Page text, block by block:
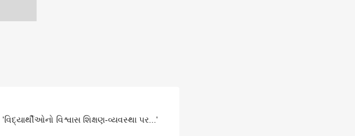
વિશ્વાસ શિક્ષણ-વ્યવસ્થા પર...'